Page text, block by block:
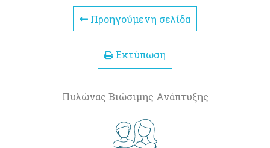
Προηγούμενη σελίδα
Εκτύπωση
Πυλώνας Βιώσιμης Ανάπτυξης